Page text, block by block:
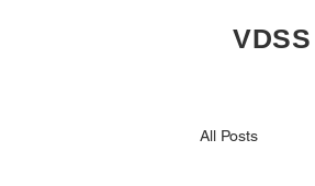
All Posts